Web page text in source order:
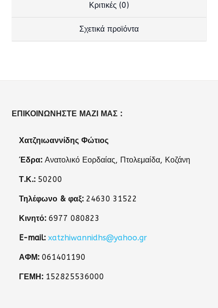
Κριτικές (0)
Σχετικά προϊόντα
ΕΠΙΚΟΙΝΩΝΉΣΤΕ ΜΑΖΊ ΜΑΣ :
Χατζηιωαννίδης Φώτιος
Έδρα: Ανατολικό Εορδαίας, Πτολεμαίδα, Κοζάνη
Τ.Κ.: 50200
Τηλέφωνο & φαξ: 24630 31522
Κινητό: 6977 080823
E-mail: xatzhiwannidhs@yahoo.gr
ΑΦΜ: 061401190
ΓΕΜΗ: 152825536000